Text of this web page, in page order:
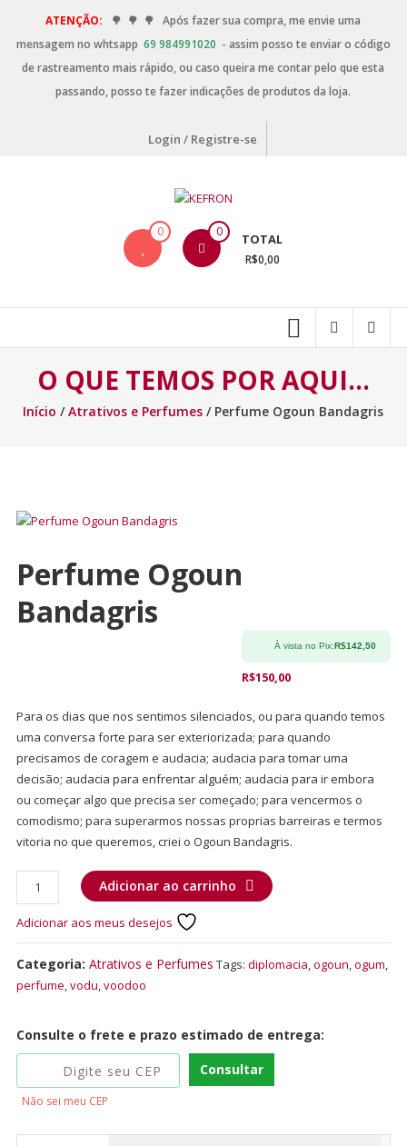
ATENÇÃO: 🌳 🌳 🌳 Após fazer sua compra, me envie uma
mensagem no whtsapp 69 984991020 - assim posso te enviar o código
de rastreamento mais rápido, ou caso queira me contar pelo que esta
passando, posso te fazer indicações de produtos da loja.
Login / Registre-se
0 0 TOTAL
R$0,00
O QUE TEMOS POR AQUI…
Início /Atrativos e Perfumes / Perfume Ogoun Bandagris
Perfume Ogoun
Bandagris
À vista no Pix:R$142,50
R$150,00
Para os dias que nos sentimos silenciados, ou para quando temos
uma conversa forte para ser exteriorizada; para quando
precisamos de coragem e audacia; audacia para tomar uma
decisão; audacia para enfrentar alguém; audacia para ir embora
ou começar algo que precisa ser começado; para vencermos o
comodismo; para superarmos nossas proprias barreiras e termos
vitoria no que queremos, criei o Ogoun Bandagris.
Adicionar ao carrinho
Adicionar aos meus desejos
Categoria: Atrativos e Perfumes Tags: diplomacia,ogoun,ogum,
perfume,vodu,voodoo
Consulte o frete e prazo estimado de entrega:
Consultar
Não sei meu CEP